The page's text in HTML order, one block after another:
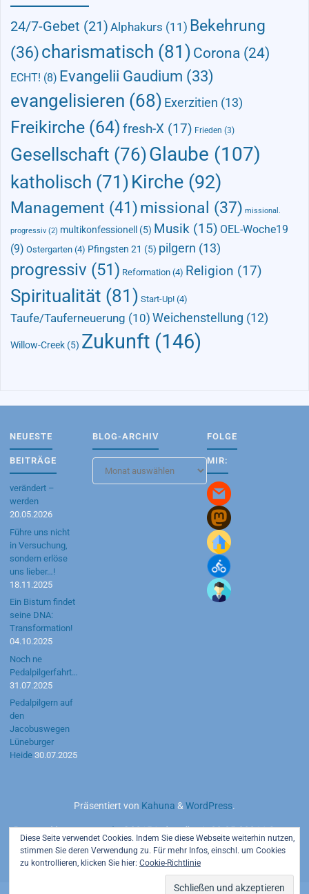
24/7-Gebet (21) Alphakurs (11) Bekehrung
(36)charismatisch (81) Corona (24)
ECHT! (8) Evangelii Gaudium (33)
evangelisieren (68) Exerzitien (13)
Freikirche (64) fresh-X (17) Frieden (3)
Gesellschaft (76)Glaube (107)
katholisch (71) Kirche (92)
Management (41)missional (37) missional.
progressiv (2) multikonfessionell (5) Musik (15) OEL-Woche19
(9) Ostergarten (4) Pfingsten 21 (5) pilgern (13)
progressiv (51) Reformation (4) Religion (17)
Spiritualität (81) Start-Up! (4)
Taufe/Tauferneuerung (10) Weichenstellung (12)
Willow-Creek (5) Zukunft (146)
NEUESTE
BEITRÄGE
verändert –
werden
20.05.2026
Führe uns nicht
in Versuchung,
sondern erlöse
uns lieber…!
18.11.2025
Ein Bistum findet
seine DNA:
Transformation!
04.10.2025
Noch ne
Pedalpilgerfahrt…
31.07.2025
Pedalpilgern auf
den
Jacobuswegen
Lüneburger
Heide 30.07.2025
BLOG-ARCHIV
Archiv
FOLGE
MIR:
Präsentiert von Kahuna &WordPress.
Powered bymotetus.de©2015 | aktuell seit 20.05.2026 | Server:
Strato AG
Diese Seite verwendet Cookies. Indem Sie diese Webseite weiterhin nutzen,
stimmen Sie deren Verwendung zu. Für mehr Infos, einschl. um Cookies
zu kontrollieren, klicken Sie hier: Cookie-Richtlinie